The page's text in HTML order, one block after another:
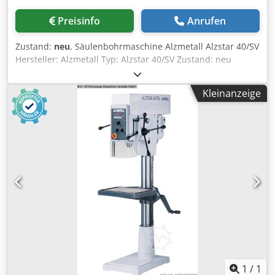
EDITION TWINFLEX - Doppelrollwagen 3.000 mm -
Sägeblattüberstand 150 mm - Motorleistung VARIO 5 kW
Gehrungsanschlag DIGIT LD, Ablängen bis 3.200 mm - CNC
Parallelanschlag, Schnittbreite 1.000 mm - Ein-/Aus-
Schalter am Doppelrollwagen - Vorlagenhalter - Aufpreis
Motorleistung 6,5 kW (8,8 PS) ALTENDORF mit VARIO, für
beidseitiges Schwenken - Vorritzaggregat 2-Achs, 2 seitig,
ALTENDORF mit motorischer Höhen- und Seitenverstellun
Ritzerblatthöhe programmierbar mit - Schnellabsenkung
und Schnellanhebung, - Antriebsmotor 0,75 kW (1 PS),
8.200 U/min. - Vorritzsystem RAPIDO 180 mm ALTENDORF
für beidseitige Schwenkung - LED Beleuchtung am
Vorritzer ALTENDORF - Doppelrollwagen 3.400 mm,
ALTENDORF - CNC-Parallelanschlag, 1.300 mm,
ALTENDORF - Kameraarm, wegschwenkbar ALTENDORF -
Vordere Auflagerolle ALTENDORF Breite 300 mm -
Luftkissentisch ALTENDORF - Tischplattenverlängerung 840
mm ALTENDORF mit Luftkissen - Version HandGuard 2025
neu Die Maschine wir mit Neugarantie 1 Jahr
Gewährleistung verkauft. Die Maschine ist zum absoluten
Preisinfo Anrufen
Zustand: neu, Säulenbohrmaschine Alzmetall Alzstar 40/SV
Hersteller: Alzmetall Typ: Alzstar 40/SV Zustand: neu
Technische Daten: Säulendurchmesser: 115 mm
Maschinentisch (nutzbare Auflage): 514 x 360 mm T-Nuten
(Anzahl x Breite x Abstand): 2 x 14 x 224 mm Abstand
Spindel-Tisch (min./max.): 117 / 701 mm 2 Vorschübe: 0,1 +
0,2 mm/U Höhe (mm): ca. 1840 Bohrleistung St 60 (mm): 40
Spindelhub (mm): 120 Ausladung (mm): 293 Motor (kW):
1,45 / 1,9 Dcsdpfx Aajy S Arte Uek Drehzahlbereich (r/min):
Kleinanzeige
1 / 1